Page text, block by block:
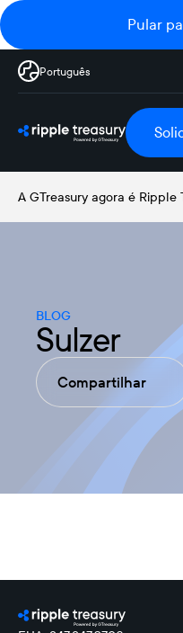
Pular
Português
A GTreasury agora é Ripple
BLOG
Sulzer
Compartilhar